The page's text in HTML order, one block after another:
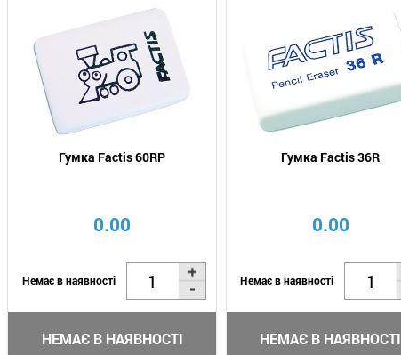
Гумка Factis 60RP
0.00
Немає в наявності
НЕМАЄ В НАЯВНОСТІ
Гумка Factis 36R
0.00
Немає в наявності
НЕМАЄ В НАЯВНОСТІ